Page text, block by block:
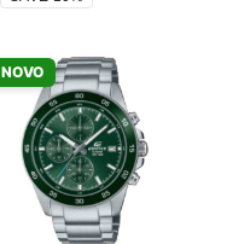
NOVO